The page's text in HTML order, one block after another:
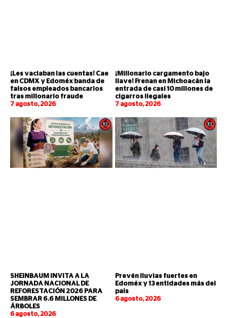
¡Les vaciaban las cuentas! Cae
en CDMX y Edoméx banda de
falsos empleados bancarios
tras millonario fraude
7 agosto, 2026
¡Millonario cargamento bajo
llave! Frenan en Michoacán la
entrada de casi 10 millones de
cigarros ilegales
7 agosto, 2026
SHEINBAUM INVITA A LA
JORNADA NACIONAL DE
REFORESTACIÓN 2026 PARA
SEMBRAR 6.6 MILLONES DE
ÁRBOLES
6 agosto, 2026
Prevén lluvias fuertes en
Edoméx y 13 entidades más del
país
6 agosto, 2026